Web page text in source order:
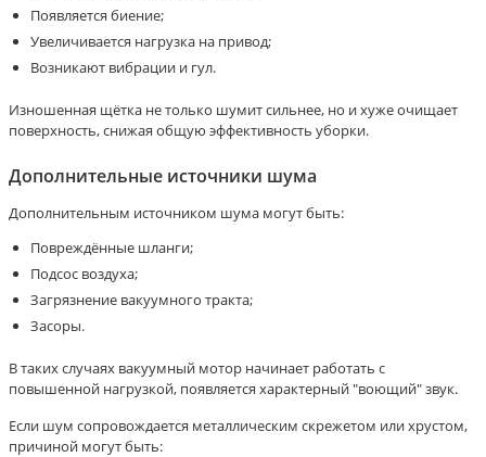
Появляется биение;
Увеличивается нагрузка на привод;
Возникают вибрации и гул.
Изношенная щётка не только шумит сильнее, но и хуже очищает
поверхность, снижая общую эффективность уборки.
Дополнительные источники шума
Дополнительным источником шума могут быть:
Повреждённые шланги;
Подсос воздуха;
Загрязнение вакуумного тракта;
Засоры.
В таких случаях вакуумный мотор начинает работать с
повышенной нагрузкой, появляется характерный "воющий" звук.
Если шум сопровождается металлическим скрежетом или хрустом,
причиной могут быть: